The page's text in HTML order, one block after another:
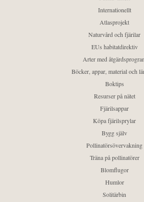
Internationellt
Atlasprojekt
Naturvård och fjärilar
EUs habitatdirektiv
Arter med
Böcker, appar, material och
Boktips
Resurser på nätet
Fjärilsappar
Köpa fjärilsprylar
Bygg själv
Pollinatörsövervakning
Träna på pollinatörer
Blomflugor
Humlor
Solitärbin